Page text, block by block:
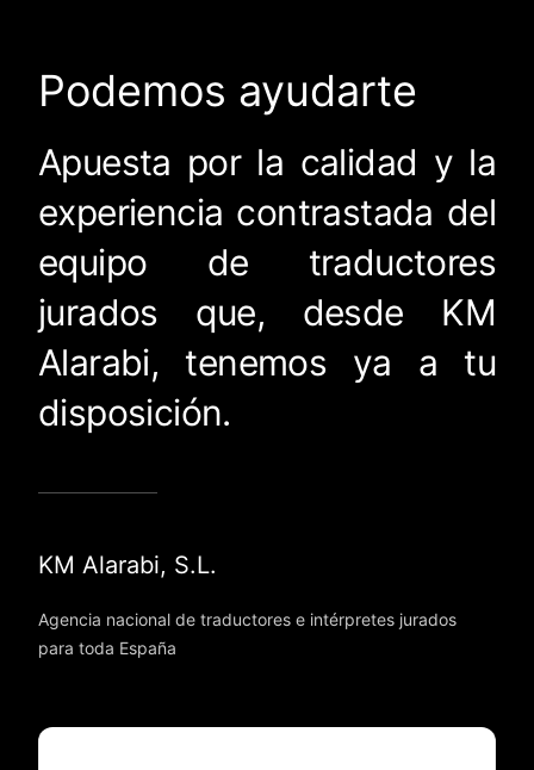
Podemos ayudarte
Apuesta por la calidad y la
experiencia contrastada del
equipo de traductores
jurados que, desde KM
Alarabi, tenemos ya a tu
disposición.
KM Alarabi, S.L.
Agencia nacional de traductores e intérpretes jurados
para toda España